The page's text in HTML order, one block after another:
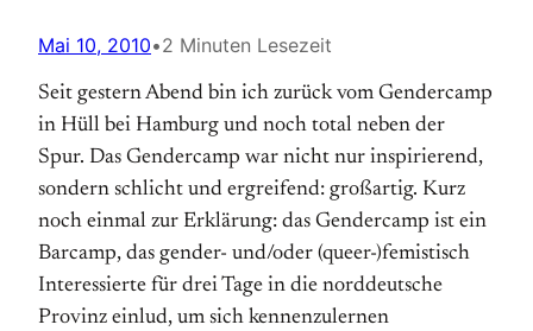
Mai 10, 2010•2 Minuten Lesezeit
Seit gestern Abend bin ich zurück vom Gendercamp
in Hüll bei Hamburg und noch total neben der
Spur. Das Gendercamp war nicht nur inspirierend,
sondern schlicht und ergreifend: großartig. Kurz
noch einmal zur Erklärung: das Gendercamp ist ein
Barcamp, das gender- und/oder (queer-)femistisch
Interessierte für drei Tage in die norddeutsche
Provinz einlud, um sich kennenzulernen